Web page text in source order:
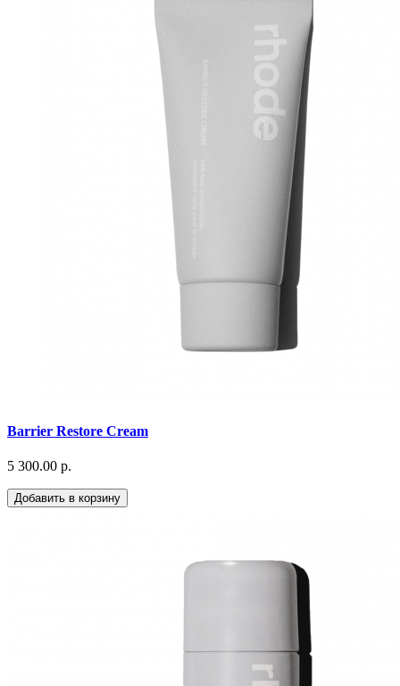
Barrier Restore Cream
5 300.00 р.
Добавить в корзину